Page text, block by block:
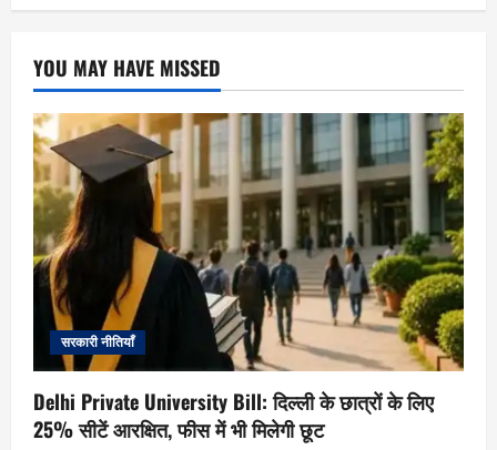
YOU MAY HAVE MISSED
सरकारी नीतियाँ
Delhi Private University Bill: दिल्ली के छात्रों के लिए
25% सीटें आरक्षित, फीस में भी मिलेगी छूट